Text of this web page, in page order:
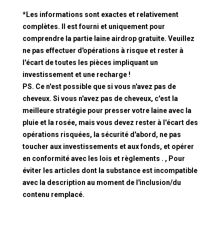
*Les informations sont exactes et relativement
complètes. Il est fourni et uniquement pour
comprendre la partie laine airdrop gratuite. Veuillez
ne pas effectuer d'opérations à risque et rester à
l'écart de toutes les pièces impliquant un
investissement et une recharge !
PS. Ce n'est possible que si vous n'avez pas de
cheveux. Si vous n'avez pas de cheveux, c'est la
meilleure stratégie pour presser votre laine avec la
pluie et la rosée, mais vous devez rester à l'écart des
opérations risquées, la sécurité d'abord, ne pas
toucher aux investissements et aux fonds, et opérer
en conformité avec les lois et règlements . , Pour
éviter les articles dont la substance est incompatible
avec la description au moment de l'inclusion/du
contenu remplacé.